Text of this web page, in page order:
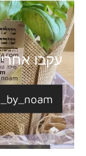
עקבו